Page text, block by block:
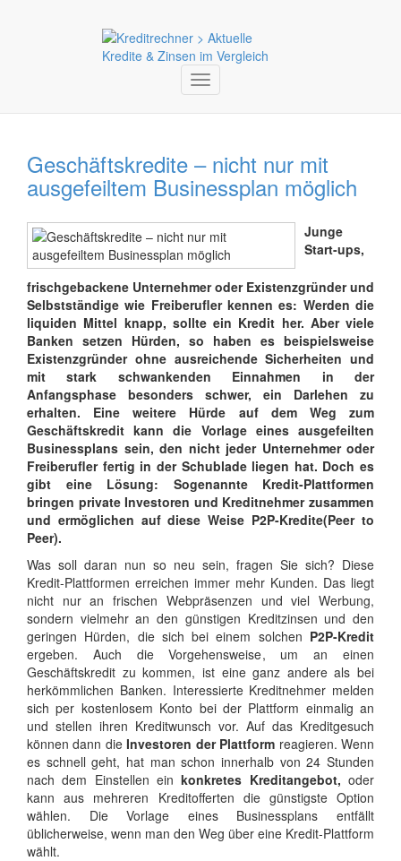
Toggle
navigation
Geschäftskredite – nicht nur mit
ausgefeiltem Businessplan möglich
Junge
Start-ups,
frischgebackene Unternehmer oder Existenzgründer und
Selbstständige wie Freiberufler kennen es: Werden die
liquiden Mittel knapp, sollte ein Kredit her. Aber viele
Banken setzen Hürden, so haben es beispielsweise
Existenzgründer ohne ausreichende Sicherheiten und
mit stark schwankenden Einnahmen in der
Anfangsphase besonders schwer, ein Darlehen zu
erhalten. Eine weitere Hürde auf dem Weg zum
Geschäftskredit kann die Vorlage eines ausgefeilten
Businessplans sein, den nicht jeder Unternehmer oder
Freiberufler fertig in der Schublade liegen hat. Doch es
gibt eine Lösung: Sogenannte Kredit-Plattformen
bringen private Investoren und Kreditnehmer zusammen
und ermöglichen auf diese Weise P2P-Kredite(Peer to
Peer).
Was soll daran nun so neu sein, fragen Sie sich? Diese
Kredit-Plattformen erreichen immer mehr Kunden. Das liegt
nicht nur an frischen Webpräsenzen und viel Werbung,
sondern vielmehr an den günstigen Kreditzinsen und den
geringen Hürden, die sich bei einem solchen P2P-Kredit
ergeben. Auch die Vorgehensweise, um an einen
Geschäftskredit zu kommen, ist eine ganz andere als bei
herkömmlichen Banken. Interessierte Kreditnehmer melden
sich per kostenlosem Konto bei der Plattform einmalig an
und stellen ihren Kreditwunsch vor. Auf das Kreditgesuch
können dann dieInvestoren der Plattform reagieren. Wenn
es schnell geht, hat man schon innerhalb von 24 Stunden
nach dem Einstellen einkonkretes Kreditangebot, oder
kann aus mehreren Kreditofferten die günstigste Option
wählen. Die Vorlage eines Businessplans entfällt
üblicherweise, wenn man den Weg über eine Kredit-Plattform
wählt.